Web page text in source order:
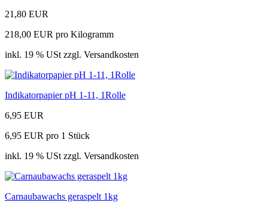
21,80 EUR
218,00 EUR pro Kilogramm
inkl. 19 % USt zzgl. Versandkosten
Indikatorpapier pH 1-11, 1Rolle
6,95 EUR
6,95 EUR pro 1 Stück
inkl. 19 % USt zzgl. Versandkosten
Carnaubawachs geraspelt 1kg